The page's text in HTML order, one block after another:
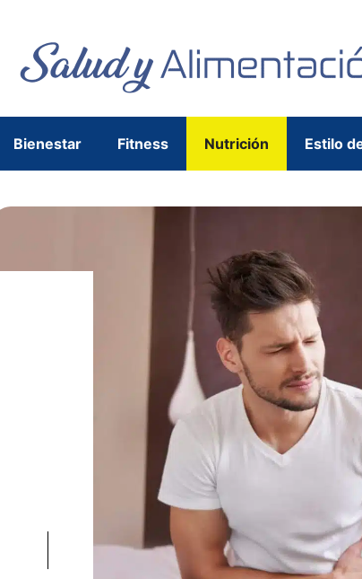
Bienestar Fitness Nutrición Estilo